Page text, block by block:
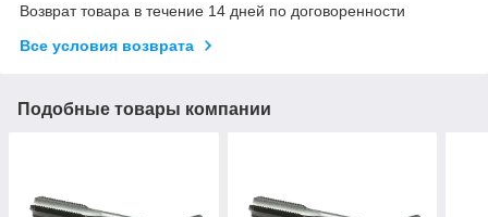
Возврат товара в течение 14 дней по договоренности
Все условия возврата
Подобные товары компании